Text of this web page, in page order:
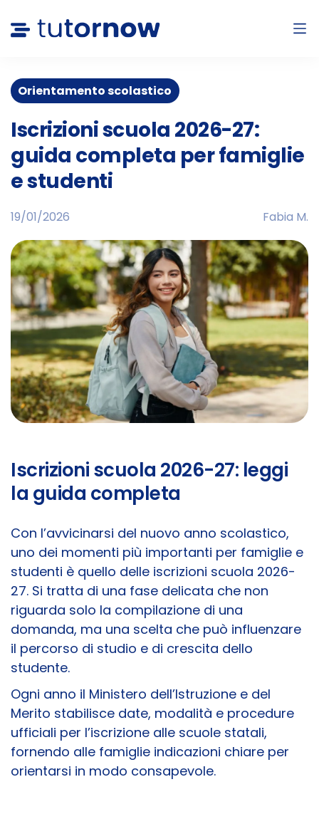
Orientamento scolastico
Iscrizioni scuola 2026-27:
guida completa per famiglie
e studenti
19/01/2026 Fabia M.
Iscrizioni scuola 2026-27: leggi
la guida completa
Con l’avvicinarsi del nuovo anno scolastico,
uno dei momenti più importanti per famiglie e
studenti è quello delle iscrizioni scuola 2026-
27. Si tratta di una fase delicata che non
riguarda solo la compilazione di una
domanda, ma una scelta che può influenzare
il percorso di studio e di crescita dello
studente.
Ogni anno il Ministero dell’Istruzione e del
Merito stabilisce date, modalità e procedure
ufficiali per l’iscrizione alle scuole statali,
fornendo alle famiglie indicazioni chiare per
orientarsi in modo consapevole.